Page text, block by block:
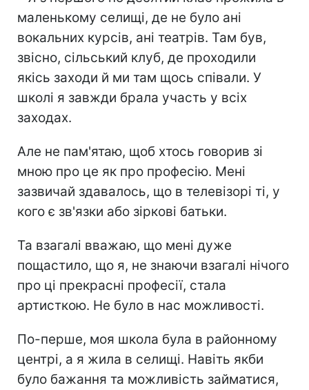
маленькому селищі, де не було ані
вокальних курсів, ані театрів. Там був,
звісно, сільський клуб, де проходили
якісь заходи й ми там щось співали. У
школі я завжди брала участь у всіх
заходах.
Але не пам'ятаю, щоб хтось говорив зі
мною про це як про професію. Мені
зазвичай здавалось, що в телевізорі ті, у
кого є зв'язки або зіркові батьки.
Та взагалі вважаю, що мені дуже
пощастило, що я, не знаючи взагалі нічого
про ці прекрасні професії, стала
артисткою. Не було в нас можливості.
По-перше, моя школа була в районному
центрі, а я жила в селищі. Навіть якби
було бажання та можливість займатися,